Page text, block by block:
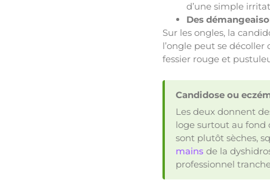
d’une simple
Des
Sur les ongles, la
l’ongle peut se
fessier rouge et
Candidose ou
Les deux donnent
loge surtout au fond
sont plutôt sèches,
mains de la
professionnel